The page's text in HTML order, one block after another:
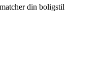
din boligstil